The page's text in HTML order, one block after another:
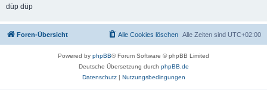
düp düp
Foren-Übersicht Alle Zeiten sind UTC+02:00
Alle Cookies löschen
Powered by phpBB® Forum Software © phpBB Limited
Deutsche Übersetzung durch phpBB.de
Datenschutz| Nutzungsbedingungen